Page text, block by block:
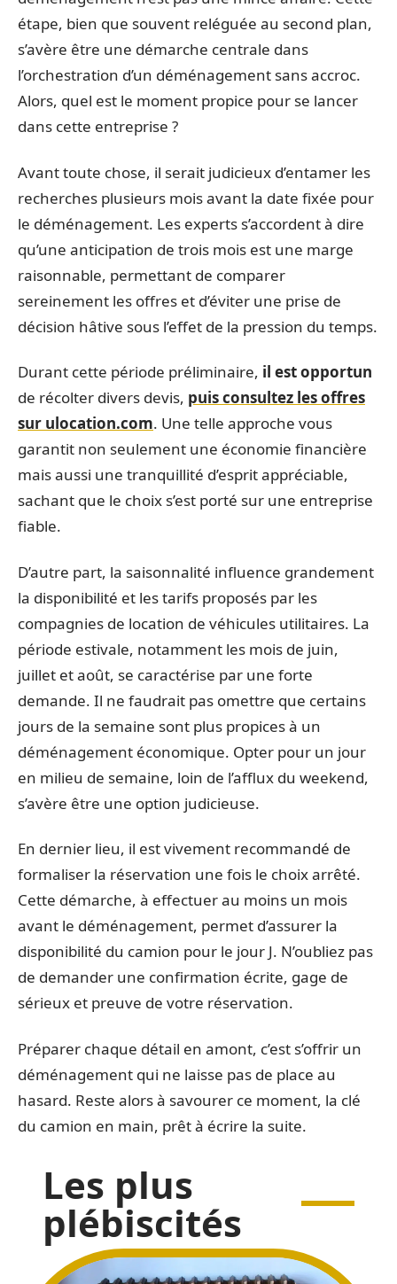
étape, bien que souvent reléguée au second plan,
s’avère être une démarche centrale dans
l’orchestration d’un déménagement sans accroc.
Alors, quel est le moment propice pour se lancer
dans cette entreprise ?
Avant toute chose, il serait judicieux d’entamer les
recherches plusieurs mois avant la date fixée pour
le déménagement. Les experts s’accordent à dire
qu’une anticipation de trois mois est une marge
raisonnable, permettant de comparer
sereinement les offres et d’éviter une prise de
décision hâtive sous l’effet de la pression du temps.
Durant cette période préliminaire, il est opportun
de récolter divers devis, puis consultez les offres
sur ulocation.com. Une telle approche vous
garantit non seulement une économie financière
mais aussi une tranquillité d’esprit appréciable,
sachant que le choix s’est porté sur une entreprise
fiable.
D’autre part, la saisonnalité influence grandement
la disponibilité et les tarifs proposés par les
compagnies de location de véhicules utilitaires. La
période estivale, notamment les mois de juin,
juillet et août, se caractérise par une forte
demande. Il ne faudrait pas omettre que certains
jours de la semaine sont plus propices à un
déménagement économique. Opter pour un jour
en milieu de semaine, loin de l’afflux du weekend,
s’avère être une option judicieuse.
En dernier lieu, il est vivement recommandé de
formaliser la réservation une fois le choix arrêté.
Cette démarche, à effectuer au moins un mois
avant le déménagement, permet d’assurer la
disponibilité du camion pour le jour J. N’oubliez pas
de demander une confirmation écrite, gage de
sérieux et preuve de votre réservation.
Préparer chaque détail en amont, c’est s’offrir un
déménagement qui ne laisse pas de place au
hasard. Reste alors à savourer ce moment, la clé
du camion en main, prêt à écrire la suite.
Les plus
plébiscités